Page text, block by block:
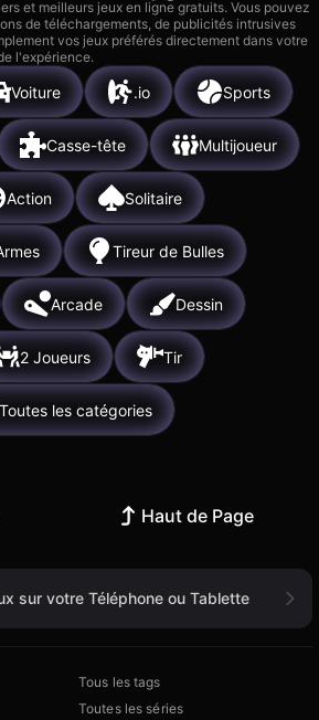
et meilleurs jeux en ligne gratuits. Vous pouvez
de téléchargements, de publicités intrusives
vos jeux préférés directement dans votre
l'expérience.
Voiture .io Sports
Casse-tête Multijoueur
Action Solitaire
Tireur de Bulles
Arcade Dessin
2 Joueurs Tir
Toutes les catégories
Haut de Page
sur votre Téléphone ou Tablette
Tous les tags
Toutes les séries